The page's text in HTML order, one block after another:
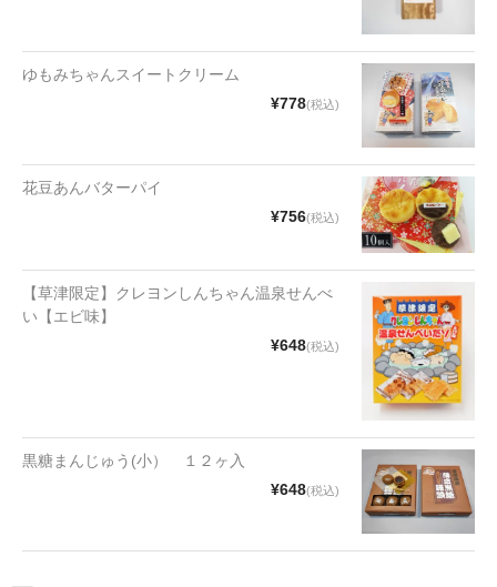
もろみ漬け
麺類
文具・雑貨
日用品・雑貨
筆記具
会社情報
ゆもみちゃんスイートクリーム
¥778(税込)
花豆あんバターパイ
¥756(税込)
【草津限定】クレヨンしんちゃん温泉せんべ
い【エビ味】
¥648(税込)
黒糖まんじゅう(小） １２ヶ入
¥648(税込)